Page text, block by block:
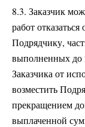
8.3. Заказчик
работ
Подрядчику,
выполненных до
Заказчика от
возместить
прекращением
выплаченной